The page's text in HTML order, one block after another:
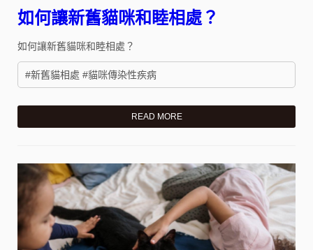
如何讓新舊貓咪和睦相處？
如何讓新舊貓咪和睦相處？
#新舊貓相處 #貓咪傳染性疾病
READ MORE